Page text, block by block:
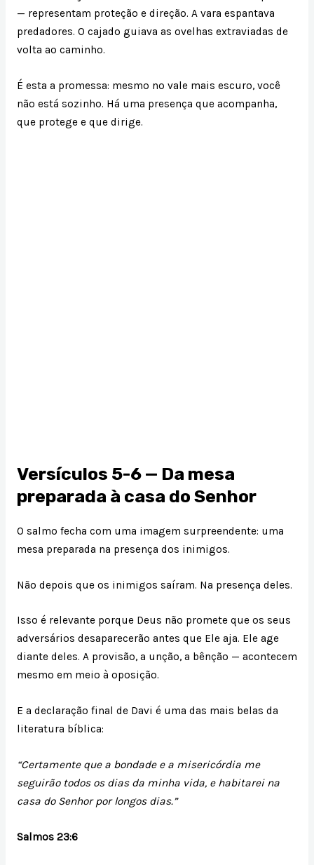
— representam proteção e direção. A vara espantava
predadores. O cajado guiava as ovelhas extraviadas de
volta ao caminho.
É esta a promessa: mesmo no vale mais escuro, você
não está sozinho. Há uma presença que acompanha,
que protege e que dirige.
Versículos 5-6 — Da mesa
preparada à casa do Senhor
O salmo fecha com uma imagem surpreendente: uma
mesa preparada na presença dos inimigos.
Não depois que os inimigos saíram. Na presença deles.
Isso é relevante porque Deus não promete que os seus
adversários desaparecerão antes que Ele aja. Ele age
diante deles. A provisão, a unção, a bênção — acontecem
mesmo em meio à oposição.
E a declaração final de Davi é uma das mais belas da
literatura bíblica:
“Certamente que a bondade e a misericórdia me
seguirão todos os dias da minha vida, e habitarei na
casa do Senhor por longos dias.”
Salmos 23:6